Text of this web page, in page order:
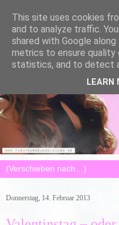
Donnerstag, 14. Februar 2013
This site uses cookies
and to analyze traffic.
shared with Google
metrics to ensure quality
statistics, and to detect
LEARN